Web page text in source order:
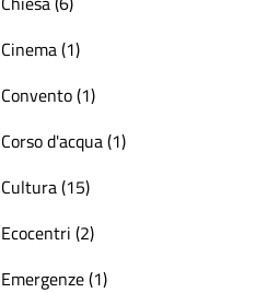
Cinema (1)
Convento (1)
Corso d'acqua (1)
Cultura (15)
Ecocentri (2)
Emergenze (1)